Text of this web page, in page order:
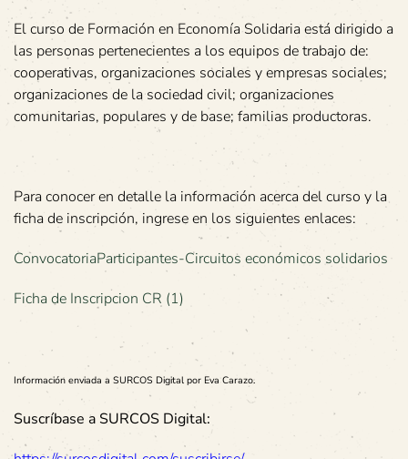
El curso de Formación en Economía Solidaria está dirigido a
las personas pertenecientes a los equipos de trabajo de:
cooperativas, organizaciones sociales y empresas sociales;
organizaciones de la sociedad civil; organizaciones
comunitarias, populares y de base; familias productoras.
Para conocer en detalle la información acerca del curso y la
ficha de inscripción, ingrese en los siguientes enlaces:
ConvocatoriaParticipantes-Circuitos económicos solidarios
Ficha de Inscripcion CR (1)
Información enviada a SURCOS Digital por Eva Carazo.
Suscríbase a SURCOS Digital: